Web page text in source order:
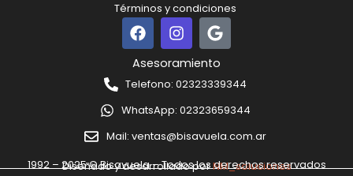
Términos y condiciones
F
a
c
e
b
o
o
k
I
n
s
t
a
g
r
a
G
o
o
g
l
e
Asesoramiento
Telefono: 02323339344
WhatsApp: 02323659344
Mail: ventas@bisavuela.com.ar
Diseñado y desarrollado porNM_soluciones
1992 – 2025 © Bisavuela – Todos los derechos reservados